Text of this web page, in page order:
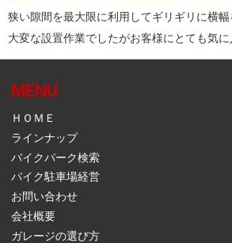
狭い隙間を最大限に利用してギリギリに横幅
大変な設置作業でしたがお客様にとても気に
MENU
ＨＯＭＥ
ラインナップ
バイクパーク検索
バイク駐車場経営
お問い合わせ
会社概要
ガレージの選び方